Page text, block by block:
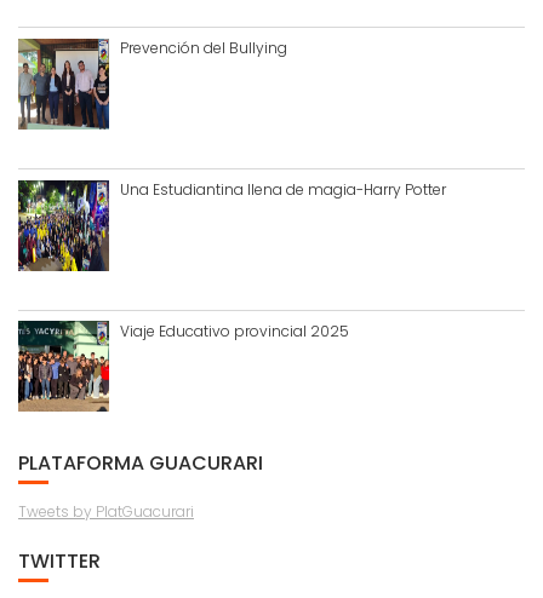
Prevención del Bullying
Una Estudiantina llena de magia-Harry Potter
Viaje Educativo provincial 2025
PLATAFORMA GUACURARI
Tweets by PlatGuacurari
TWITTER